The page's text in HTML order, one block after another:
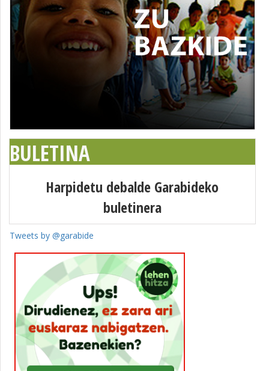
BULETINA
Harpidetu debalde Garabideko
buletinera
Tweets by @garabide